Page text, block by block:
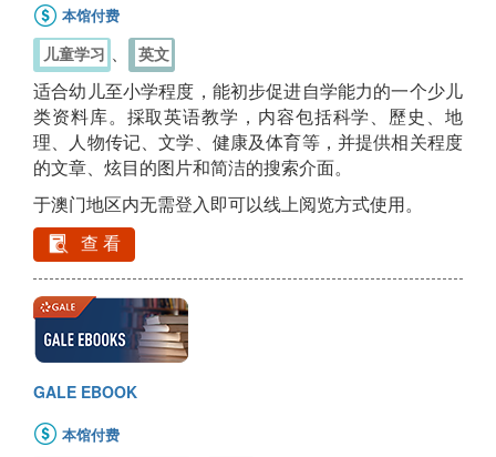
本馆付费
儿童学习 、 英文
适合幼儿至小学程度，能初步促进自学能力的一个少儿
类资料库。採取英语教学，内容包括科学、歷史、地
理、人物传记、文学、健康及体育等，并提供相关程度
的文章、炫目的图片和简洁的搜索介面。
于澳门地区内无需登入即可以线上阅览方式使用。
查 看
GALE EBOOK
本馆付费